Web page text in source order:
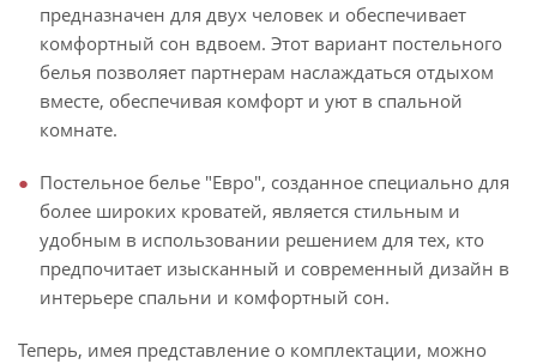
предназначен для двух человек и обеспечивает
комфортный сон вдвоем. Этот вариант постельного
белья позволяет партнерам наслаждаться отдыхом
вместе, обеспечивая комфорт и уют в спальной
комнате.
Постельное белье "Евро", созданное специально для
более широких кроватей, является стильным и
удобным в использовании решением для тех, кто
предпочитает изысканный и современный дизайн в
интерьере спальни и комфортный сон.
Теперь, имея представление о комплектации, можно